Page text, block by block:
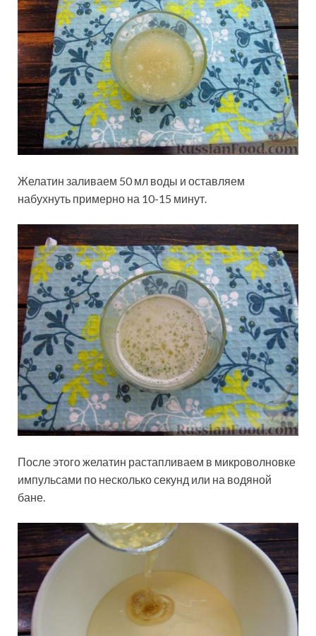
Желатин заливаем 50 мл воды и оставляем
набухнуть примерно на 10-15 минут.
После этого желатин растапливаем в микроволновке
импульсами по несколько секунд или на водяной
бане.